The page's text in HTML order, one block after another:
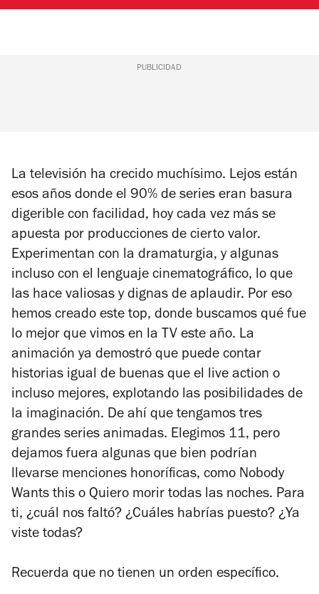
PUBLICIDAD
La televisión ha crecido muchísimo. Lejos están
esos años donde el 90% de series eran basura
digerible con facilidad, hoy cada vez más se
apuesta por producciones de cierto valor.
Experimentan con la dramaturgia, y algunas
incluso con el lenguaje cinematográfico, lo que
las hace valiosas y dignas de aplaudir. Por eso
hemos creado este top, donde buscamos qué fue
lo mejor que vimos en la TV este año. La
animación ya demostró que puede contar
historias igual de buenas que el live action o
incluso mejores, explotando las posibilidades de
la imaginación. De ahí que tengamos tres
grandes series animadas. Elegimos 11, pero
dejamos fuera algunas que bien podrían
llevarse menciones honoríficas, como Nobody
Wants this o Quiero morir todas las noches. Para
ti, ¿cuál nos faltó? ¿Cuáles habrías puesto? ¿Ya
viste todas?
Recuerda que no tienen un orden específico.